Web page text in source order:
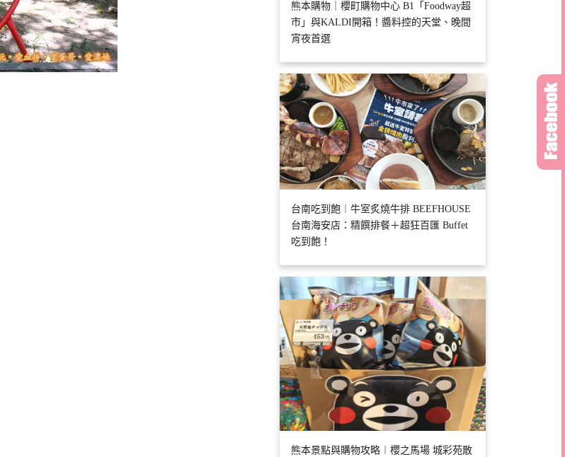
熊本購物｜櫻町購物中心 B1「Foodway超
市」與KALDI開箱！醬料控的天堂、晚間
宵夜首選
台南吃到飽︱牛室炙燒牛排 BEEFHOUSE
台南海安店：精饌排餐＋超狂百匯 Buffet
吃到飽！
熊本景點與購物攻略︱櫻之馬場 城彩苑散